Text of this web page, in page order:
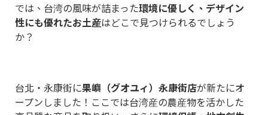
では、台湾の風味が詰まった環境に優しく、デザイン
性にも優れたお土産はどこで見つけられるでしょう
か？
台北・永康街に果嶼（グオユィ）永康街店が新たにオ
ープンしました！ここでは台湾産の農産物を活かした